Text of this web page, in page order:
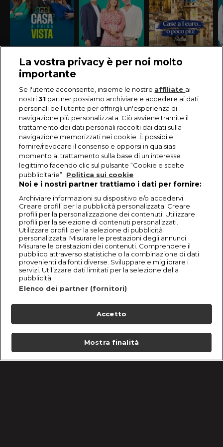
La vostra privacy è per noi molto
importante
Se l'utente acconsente, insieme le nostre affiliate ai
nostri31 partner possiamo archiviare e accedere ai dati
personali dell'utente per offrirgli un'esperienza di
navigazione più personalizzata. Ciò avviene tramite il
trattamento dei dati personali raccolti dai dati sulla
navigazione memorizzati nei cookie. È possibile
fornire/revocare il consenso e opporsi in qualsiasi
momento al trattamento sulla base di un interesse
legittimo facendo clic sul pulsante “Cookie e scelte
pubblicitarie”. Politica sui cookie
Noi e i nostri partner trattiamo i dati per fornire:
Archiviare informazioni su dispositivo e/o accedervi.
Creare profili per la pubblicità personalizzata. Creare
profili per la personalizzazione dei contenuti. Utilizzare
profili per la selezione di contenuti personalizzati.
Utilizzare profili per la selezione di pubblicità
personalizzata. Misurare le prestazioni degli annunci.
Misurare le prestazioni dei contenuti. Comprendere il
pubblico attraverso statistiche o la combinazione di dati
provenienti da fonti diverse. Sviluppare e migliorare i
servizi. Utilizzare dati limitati per la selezione della
pubblicità.
Elenco dei partner (fornitori)
Accetto
Mostra finalità